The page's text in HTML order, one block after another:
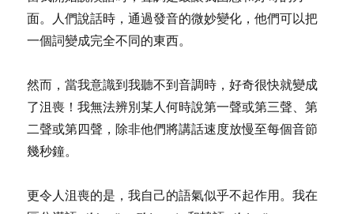
面。人們說話時，通過發音的微妙變化，他們可以把
一個詞變成完全不同的東西。
然而，當我意識到我聽不到音調時，好奇很快就變成
了沮喪！我無法辨別某人何時說第一聲或第三聲、第
二聲或第四聲，除非他們將講話速度放慢至每個音節
幾秒鐘。
更令人沮喪的是，我自己的語氣似乎不起作用。我在